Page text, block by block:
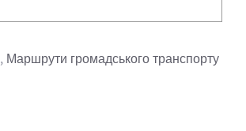
, Маршрути громадського транспорту